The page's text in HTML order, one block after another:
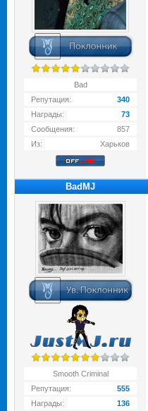
Bad
Репутация:
340
Награды:
73
Сообщения:
857
Из:
Харьков
BadMJ
Smooth Criminal
Репутация:
555
Награды:
136